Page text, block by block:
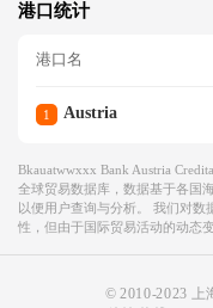
港口统计
港口名
1 Austria
Bkauatwwxxx Bank Austria
全球贸易数据库，数据基于各国
以便用户查询与分析。 我们对
性，但由于国际贸易活动的动态
© 2010-2023 上